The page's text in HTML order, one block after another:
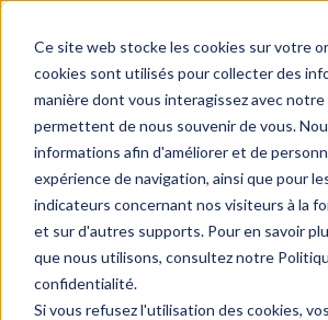
Ce site web stocke les cookies sur votre
cookies sont utilisés pour collecter des
manière dont vous interagissez avec
permettent de nous souvenir de vous.
informations afin d'améliorer et de
expérience de navigation, ainsi que pour
indicateurs concernant nos visiteurs à la
et sur d'autres supports. Pour en savoir
que nous utilisons, consultez notre
confidentialité.
Si vous refusez l'utilisation des cookies,